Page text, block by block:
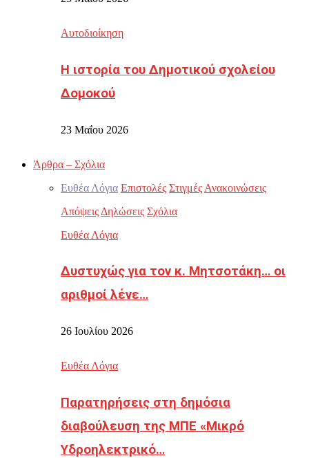
Αυτοδιοίκηση
Η ιστορία του Δημοτικού σχολείου
Δομοκού
23 Μαΐου 2026
Άρθρα – Σχόλια
Ευθέα Λόγια Επιστολές Στιγμές Ανακοινώσεις
Απόψεις Δηλώσεις Σχόλια
Ευθέα Λόγια
Δυστυχώς για τον κ. Μητσοτάκη… οι
αριθμοί λένε…
26 Ιουλίου 2026
Ευθέα Λόγια
Παρατηρήσεις στη δημόσια
διαβούλευση της ΜΠΕ «Μικρό
Υδροηλεκτρικό…